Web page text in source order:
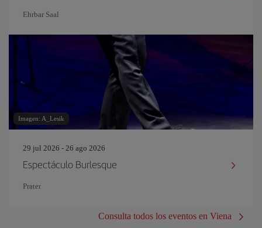
Ehrbar Saal
Imagen: A_Lesik
29 jul 2026 - 26 ago 2026
Espectáculo Burlesque
Prater
Consulta todos los eventos en Viena